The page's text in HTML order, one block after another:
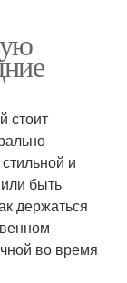
стоит
и
быть
держаться
во время